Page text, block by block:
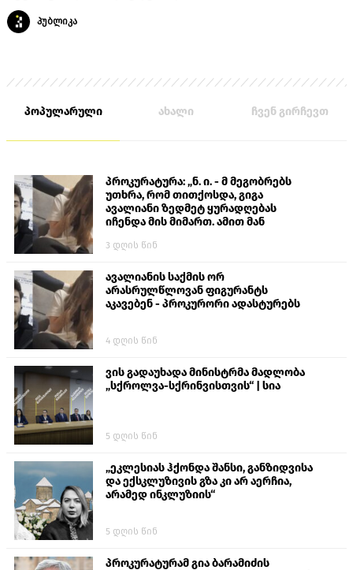
პუბლიკა
პოპულარული ახალი ჩვენ გირჩევთ
პროკურატურა: „ნ. ი. - მ მეგობრებს
უთხრა, რომ თითქოსდა, გიგა
ავალიანი ზედმეტ ყურადღებას
იჩენდა მის მიმართ. ამით მან
თავს დასხმოდა გიგა ავალიანს“
3 დღის წინ
ავალიანის საქმის ორ
არასრულწლოვან ფიგურანტს
აკავებენ - პროკურორი ადასტურებს
4 დღის წინ
ვის გადაუხადა მინისტრმა მადლობა
„სქროლვა-სქრინვისთვის“ | სია
5 დღის წინ
„ეკლესიას ჰქონდა შანსი, განზიდვისა
და ექსკლუზივის გზა კი არ აერჩია,
არამედ ინკლუზიის“
5 დღის წინ
პროკურატურამ გია ბარამიძის